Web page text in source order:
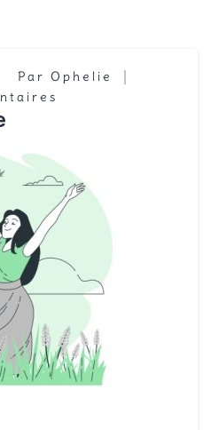
Par Ophelie